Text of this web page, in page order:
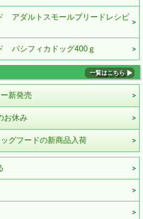
アダルトスモールブリードレシピ
パシフィカドッグ400ｇ
一覧はこちら
新発売
お休み
グフードの新商品入荷